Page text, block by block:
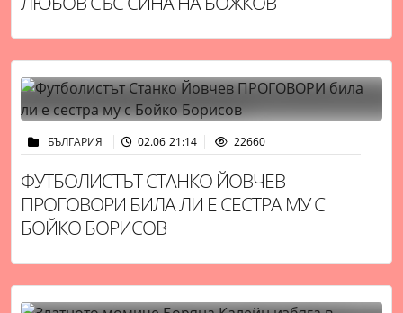
БЪЛГАРИЯ 02.06 21:14 22660
ФУТБОЛИСТЪТ СТАНКО ЙОВЧЕВ
ПРОГОВОРИ БИЛА ЛИ Е СЕСТРА МУ С
БОЙКО БОРИСОВ